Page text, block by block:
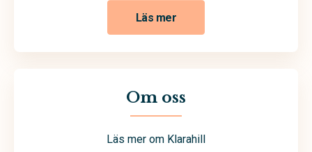
Läs mer
Om oss
Läs mer om Klarahill